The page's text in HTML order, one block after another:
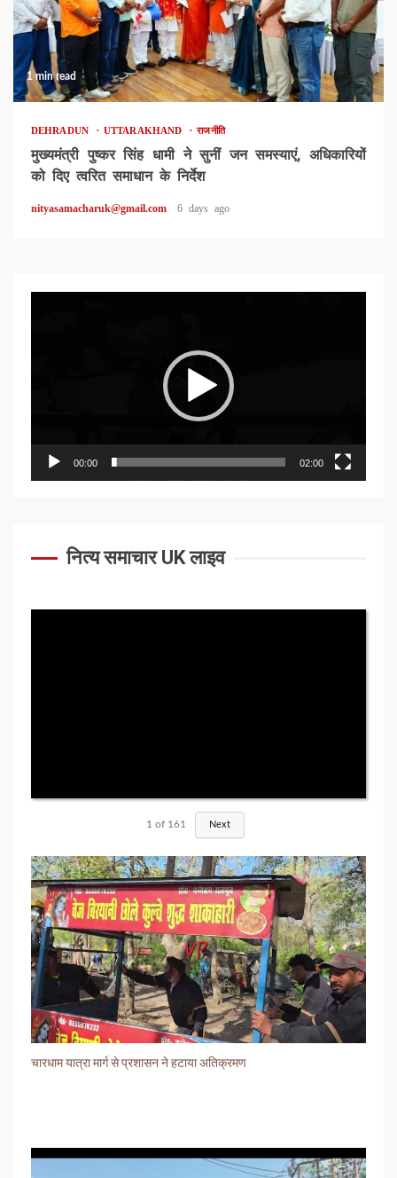
1 min read
DEHRADUN UTTARAKHAND राजनीति
मुख्यमंत्री पुष्कर सिंह धामी ने सुनीं जन समस्याएं, अधिकारियों
को दिए त्वरित समाधान के निर्देश
nityasamacharuk@gmail.com 6 days ago
00:00 02:00
नित्य समाचार UK लाइव
1 of 161 Next
चारधाम यात्रा मार्ग से प्रशासन ने हटाया अतिक्रमण